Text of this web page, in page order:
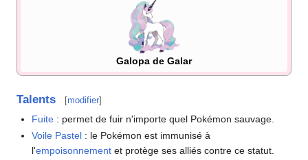
Galopa de Galar
Talents [modifier]
Fuite : permet de fuir n'importe quel Pokémon sauvage.
Voile Pastel : le Pokémon est immunisé à
l'empoisonnement et protège ses alliés contre ce statut.